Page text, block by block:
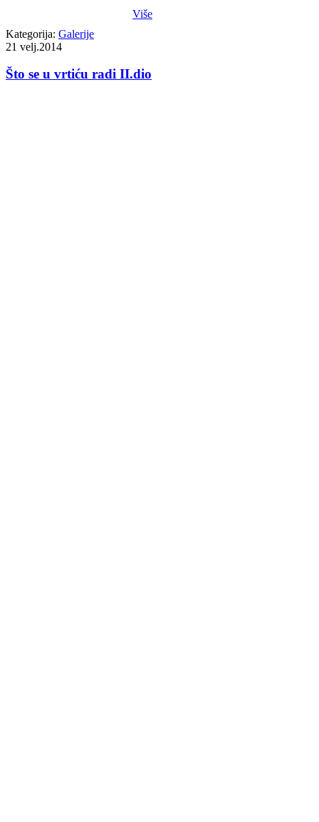
Više
Kategorija: Galerije
21 velj.2014
Što se u vrtiću radi II.dio